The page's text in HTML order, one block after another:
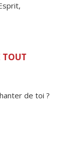
de toi ?